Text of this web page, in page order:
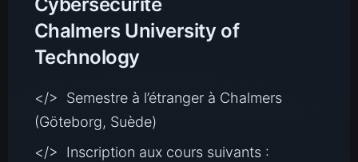
Chalmers University of
Technology
</> Semestre à l’étranger à Chalmers
(Göteborg, Suède)
</> Inscription aux cours suivants :